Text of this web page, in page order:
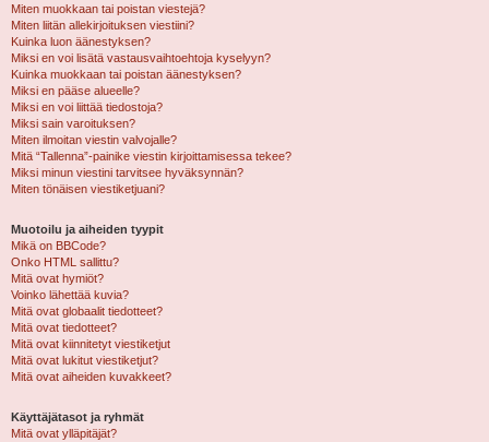
Miten muokkaan tai poistan viestejä?
Miten liitän allekirjoituksen viestiini?
Kuinka luon äänestyksen?
Miksi en voi lisätä vastausvaihtoehtoja kyselyyn?
Kuinka muokkaan tai poistan äänestyksen?
Miksi en pääse alueelle?
Miksi en voi liittää tiedostoja?
Miksi sain varoituksen?
Miten ilmoitan viestin valvojalle?
Mitä “Tallenna”-painike viestin kirjoittamisessa tekee?
Miksi minun viestini tarvitsee hyväksynnän?
Miten tönäisen viestiketjuani?
Muotoilu ja aiheiden tyypit
Mikä on BBCode?
Onko HTML sallittu?
Mitä ovat hymiöt?
Voinko lähettää kuvia?
Mitä ovat globaalit tiedotteet?
Mitä ovat tiedotteet?
Mitä ovat kiinnitetyt viestiketjut
Mitä ovat lukitut viestiketjut?
Mitä ovat aiheiden kuvakkeet?
Käyttäjätasot ja ryhmät
Mitä ovat ylläpitäjät?